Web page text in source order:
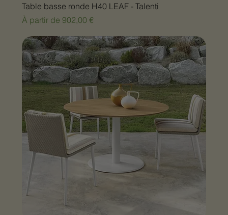
Table basse ronde H40 LEAF - Talenti
À partir de 902,00 €
Prix promotionnel